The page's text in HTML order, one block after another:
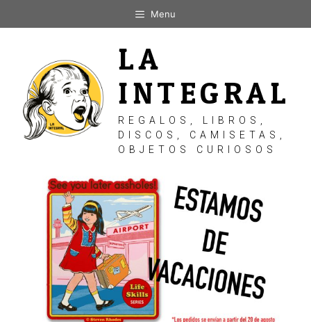
al
Menu
LA
INTEGRAL
REGALOS, LIBROS,
DISCOS, CAMISETAS,
OBJETOS CURIOSOS